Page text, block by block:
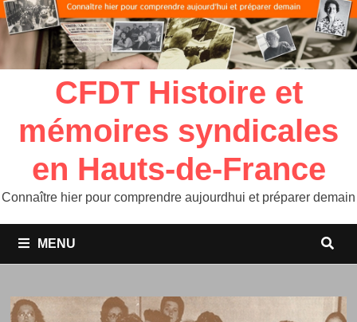
CFDT Histoire et
mémoires syndicales
en Hauts-de-France
Connaître hier pour comprendre aujourdhui et préparer demain
MENU